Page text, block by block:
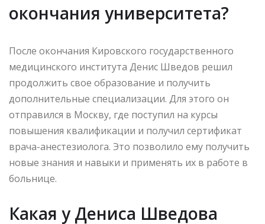
окончания университета?
После окончания Кировского государственного
медицинского института Денис Шведов решил
продолжить свое образование и получить
дополнительные специализации. Для этого он
отправился в Москву, где поступил на курсы
повышения квалификации и получил сертификат
врача-анестезиолога. Это позволило ему получить
новые знания и навыки и применять их в работе в
больнице.
Какая у Дениса Шведова